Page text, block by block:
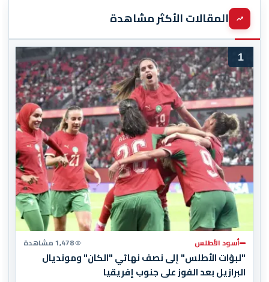
المقالات الأكثر مشاهدة
1
أسود الأطلس 1,478 مشاهدة
"لبؤات الأطلس" إلى نصف نهائي "الكان" ومونديال
البرازيل بعد الفوز على جنوب إفريقيا